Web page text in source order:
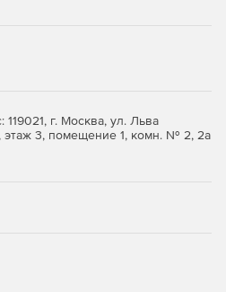
г. Москва, ул. Льва
этаж 3, помещение 1, комн. № 2, 2а